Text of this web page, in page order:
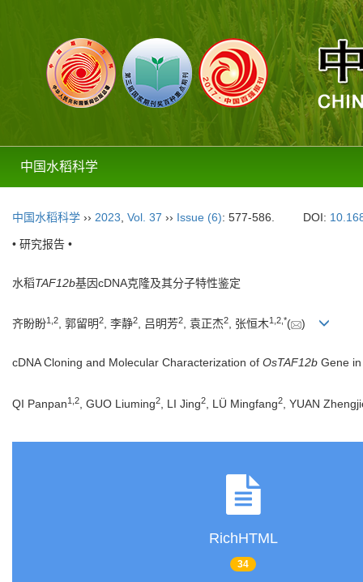
中国水稻科学
中国水稻科学 ›› 2023 Vol. 37 ›› Issue (6): 577-586. DOI:
• 研究报告 •
水稻TAF12b基因cDNA克隆及其分子特性鉴定
齐盼盼1 2, 郭留明2, 李静2, 吕明芳2, 袁正杰2, 张恒木1 2 *( )
cDNA Cloning and Molecular Characterization of OsTAF12b Gene
QI Panpan1 2 , GUO Liuming2 , LI Jing2 , LÜ Mingfang2 , YUAN
RichHTML
34